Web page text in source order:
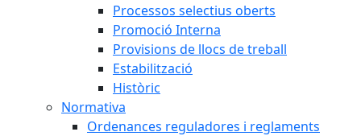
Processos selectius oberts
Promoció Interna
Provisions de llocs de treball
Estabilització
Històric
Normativa
Ordenances reguladores i reglaments